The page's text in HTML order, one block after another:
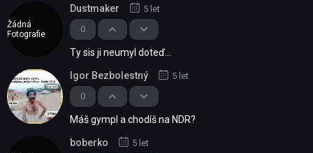
Žádná
Fotografie
0
Dustmaker 5 let
Ty sis ji neumyl doteď...
0
Igor Bezbolestný 5 let
Máš gympl a chodíš na NDR?
boberko 5 let